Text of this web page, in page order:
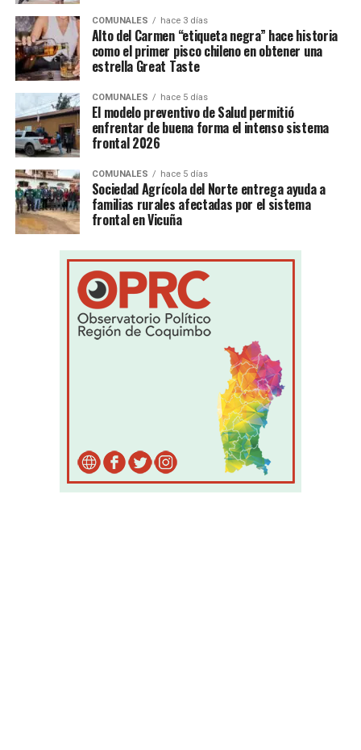
COMUNALES hace 3 días
Alto del Carmen “etiqueta negra” hace historia
como el primer pisco chileno en obtener una
estrella Great Taste
COMUNALES hace 5 días
El modelo preventivo de Salud permitió
enfrentar de buena forma el intenso sistema
frontal 2026
COMUNALES hace 5 días
Sociedad Agrícola del Norte entrega ayuda a
familias rurales afectadas por el sistema
frontal en Vicuña